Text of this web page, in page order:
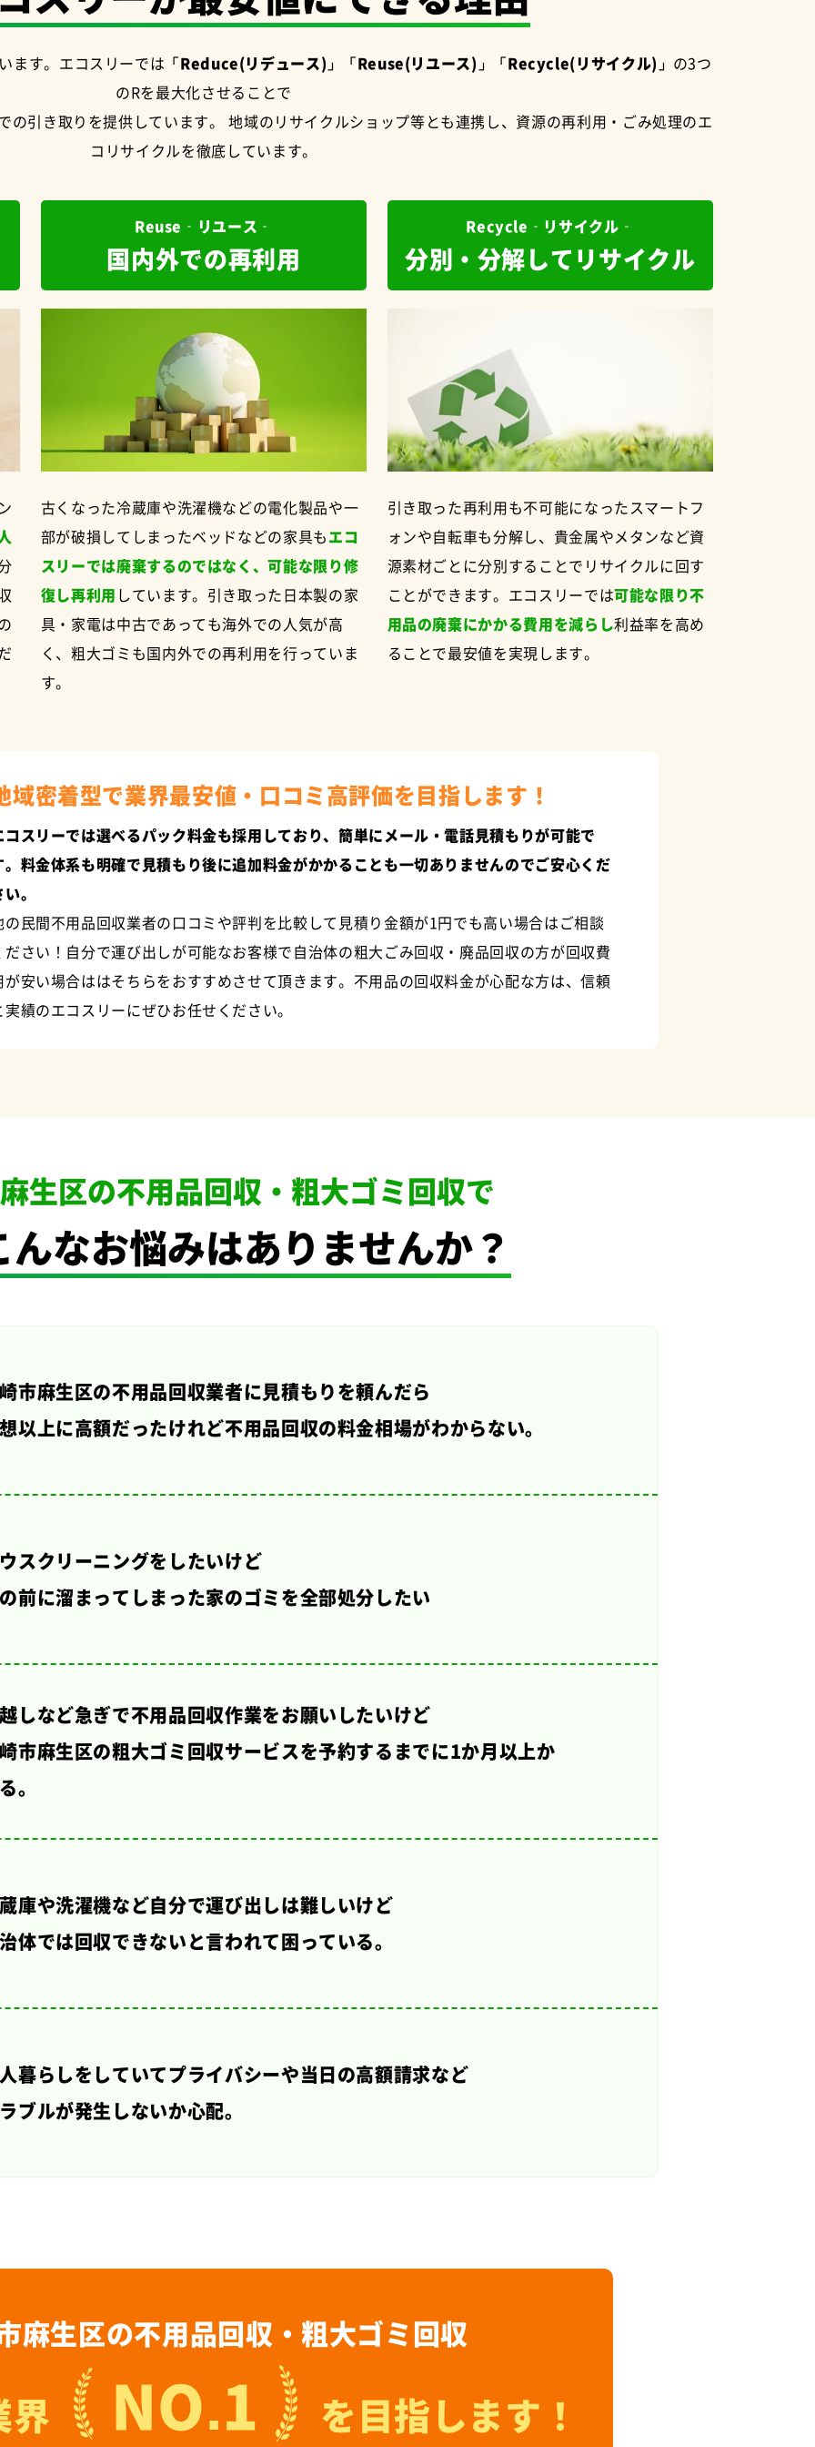
ます。エコスリーでは 「Reduce(リデュース)」「Reuse(リユース)」「Recycle(リサイクル)」 の3つ
のRを最大化させることで
の引き取りを提供しています。 地域のリサイクルショップ等とも連携し、資源の再利用・ごみ処理のエ
コリサイクルを徹底しています。
Reuse‐リユース‐
国内外での再利用
古くなった冷蔵庫や洗濯機などの電化製品や一
部が破損してしまったベッドなどの家具もエコ
スリーでは廃棄するのではなく、可能な限り修
復し再利用 しています。引き取った日本製の家
具・家電は中古であっても海外での人気が高
く、粗大ゴミも国内外での再利用を行っていま
す。
Recycle‐リサイクル‐
分別・分解してリサイクル
引き取った再利用も不可能になったスマートフ
ォンや自転車も分解し、貴金属やメタンなど資
源素材ごとに分別することでリサイクルに回す
ことができます。エコスリーでは可能な限り不
用品の廃棄にかかる費用を減らし利益率を高め
ることで最安値を実現します。
域密着型で業界最安値・口コミ高評価を目指します！
コスリーでは選べるパック料金も採用しており、簡単にメール・電話見積もりが可能で
。料金体系も明確で見積もり後に追加料金がかかることも一切ありませんのでご安心くだ
。
の民間不用品回収業者の口コミや評判を比較して見積り金額が1円でも高い場合はご相談
ださい！自分で運び出しが可能なお客様で自治体の粗大ごみ回収・廃品回収の方が回収費
が安い場合ははそちらをおすすめさせて頂きます。不用品の回収料金が心配な方は、信頼
実績のエコスリーにぜひお任せください。
生区の不用品回収・粗大ゴミ回収で
んなお悩みはありませんか？
市麻生区の不用品回収業者に見積もりを頼んだら
以上に高額だったけれど不用品回収の料金相場がわからない。
スクリーニングをしたいけど
前に溜まってしまった家のゴミを全部処分したい
しなど急ぎで不用品回収作業をお願いしたいけど
市麻生区の粗大ゴミ回収サービスを予約するまでに1か月以上か
。
庫や洗濯機など自分で運び出しは難しいけど
体では回収できないと言われて困っている。
暮らしをしていてプライバシーや当日の高額請求など
ブルが発生しないか心配。
麻生区の不用品回収・粗大ゴミ回収
界 NO.1 を目指します！